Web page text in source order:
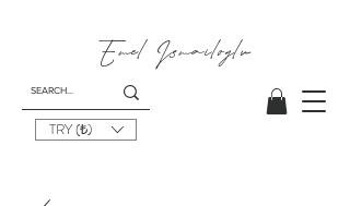
Emel Ismailoglu
TRY (₺)